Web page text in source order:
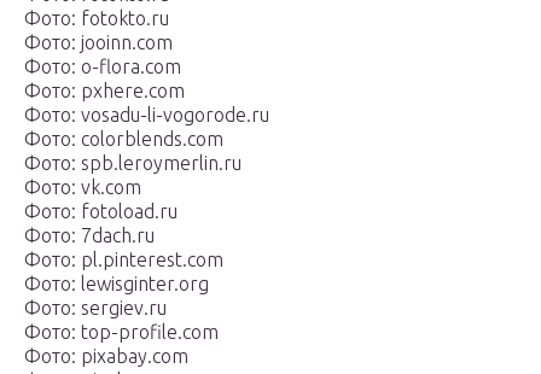
Фото: fotokto.ru
Фото: jooinn.com
Фото: o-flora.com
Фото: pxhere.com
Фото: vosadu-li-vogorode.ru
Фото: colorblends.com
Фото: spb.leroymerlin.ru
Фото: vk.com
Фото: fotoload.ru
Фото: 7dach.ru
Фото: pl.pinterest.com
Фото: lewisginter.org
Фото: sergiev.ru
Фото: top-profile.com
Фото: pixabay.com